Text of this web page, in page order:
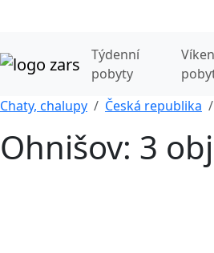
Týdenní
pobyty
Chaty, chalupy Česká republika
Ohnišov: 3